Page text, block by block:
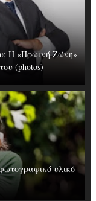
Η «Πρωινή Ζώνη»
(photos)
υλικό